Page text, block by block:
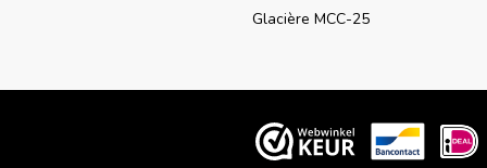
Glacière MCC-25